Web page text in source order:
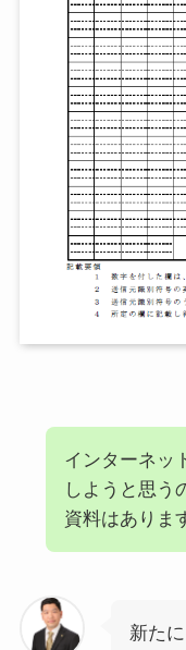
インターネッ
しようと思う
資料はありま
新た